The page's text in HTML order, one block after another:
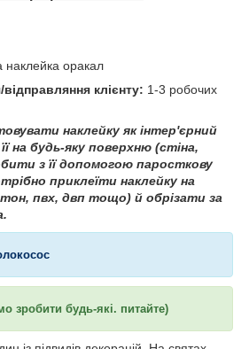
наклейка оракал
клієнту: 1-3 робочих
наклейку як інтер'єрний
на будь-яку поверхню (стіна,
з її допомогою паросткову
приклеїти наклейку на
пвх, двп тощо) й обрізати за
зробити будь-які. питайте)